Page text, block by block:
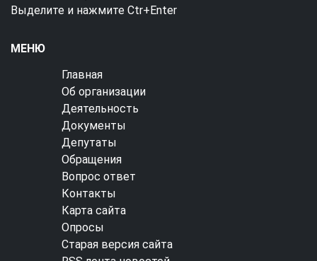
Выделите и нажмите Ctr+Enter
МЕНЮ
Главная
Об организации
Деятельность
Документы
Депутаты
Обращения
Вопрос ответ
Контакты
Карта сайта
Опросы
Старая версия сайта